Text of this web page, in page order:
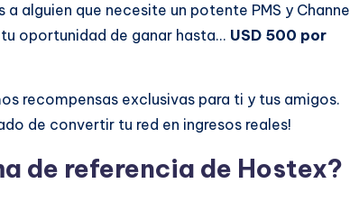
alguien que necesite un potente PMS y Channel
oportunidad de ganar hasta... USD 500 por
recompensas exclusivas para ti y tus amigos.
de convertir tu red en ingresos reales!
de referencia de Hostex?